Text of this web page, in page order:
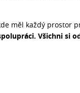
měl každý prostor
Všichni si